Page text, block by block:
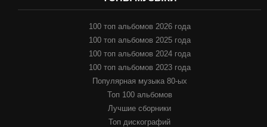
100 топ альбомов 2026 года
100 топ альбомов 2025 года
100 топ альбомов 2024 года
100 топ альбомов 2023 года
Популярная музыка 80-ых
Топ 100 альбомов
Лучшие сборники
Топ дискографий